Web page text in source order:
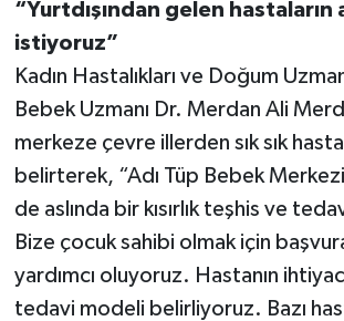
“Yurtdışından gelen hastaların
istiyoruz”
Kadın Hastalıkları ve Doğum
Bebek Uzmanı Dr. Merdan Ali
merkeze çevre illerden sık sık
belirterek, “Adı Tüp Bebek
de aslında bir kısırlık teşhis ve
Bize çocuk sahibi olmak için
yardımcı oluyoruz. Hastanın
tedavi modeli belirliyoruz. Bazı